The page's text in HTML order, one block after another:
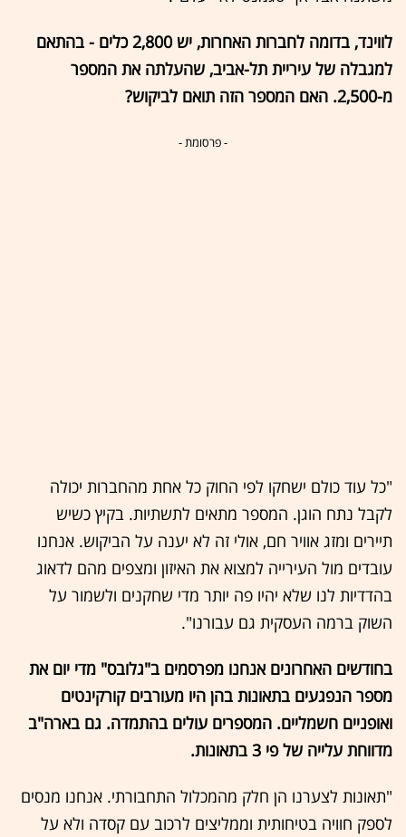
לווינד, בדומה לחברות האחרות, יש 2,800 כלים - בהתאם
למגבלה של עיריית תל-אביב, שהעלתה את המספר
מ-2,500. האם המספר הזה תואם לביקוש?
- פרסומת -
"כל עוד כולם ישחקו לפי החוק כל אחת מהחברות יכולה
לקבל נתח הוגן. המספר מתאים לתשתיות. בקיץ כשיש
תיירים ומזג אוויר חם, אולי זה לא יענה על הביקוש. אנחנו
עובדים מול העירייה למצוא את האיזון ומצפים מהם לדאוג
בהדדיות לנו שלא יהיו פה יותר מדי שחקנים ולשמור על
השוק ברמה העסקית גם עבורנו".
בחודשים האחרונים אנחנו מפרסמים ב"גלובס" מדי יום את
מספר הנפגעים בתאונות בהן היו מעורבים קורקינטים
ואופניים חשמליים. המספרים עולים בהתמדה. גם בארה"ב
מדווחת עלייה של פי 3 בתאונות.
"תאונות לצערנו הן חלק מהמכלול התחבורתי. אנחנו מנסים
לספק חוויה בטיחותית וממליצים לרכוב עם קסדה ולא על